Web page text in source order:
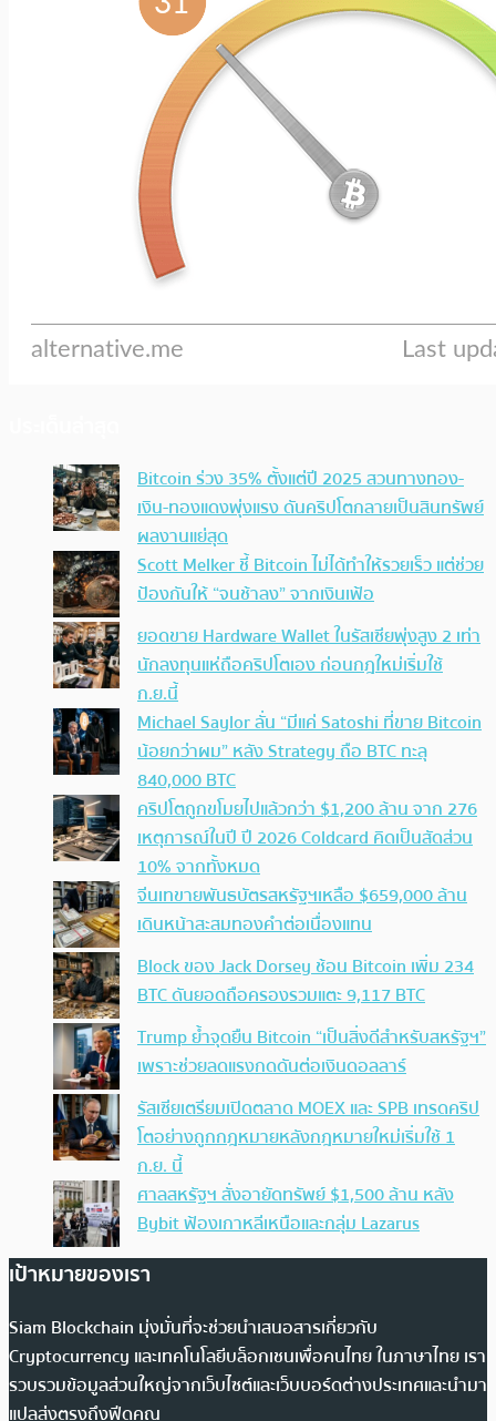
Bitcoin ร่วง 35% ตั้งแต่ปี 2025 สวนทางทอง-
เงิน-ทองแดงพุ่งแรง ดันคริปโตกลายเป็นสินทรัพย์
ผลงานแย่สุด
Scott Melker ชี้ Bitcoin ไม่ได้ทำให้รวยเร็ว แต่ช่วย
ป้องกันให้ “จนช้าลง” จากเงินเฟ้อ
ยอดขาย Hardware Wallet ในรัสเซียพุ่งสูง 2 เท่า
นักลงทุนแห่ถือคริปโตเอง ก่อนกฎใหม่เริ่มใช้
ก.ย.นี้
Michael Saylor ลั่น “มีแค่ Satoshi ที่ขาย Bitcoin
น้อยกว่าผม” หลัง Strategy ถือ BTC ทะลุ
840,000 BTC
คริปโตถูกขโมยไปแล้วกว่า $1,200 ล้าน จาก 276
เหตุการณ์ในปี ปี 2026 Coldcard คิดเป็นสัดส่วน
10% จากทั้งหมด
จีนเทขายพันธบัตรสหรัฐฯเหลือ $659,000 ล้าน
เดินหน้าสะสมทองคำต่อเนื่องแทน
Block ของ Jack Dorsey ช้อน Bitcoin เพิ่ม 234
BTC ดันยอดถือครองรวมแตะ 9,117 BTC
Trump ย้ำจุดยืน Bitcoin “เป็นสิ่งดีสำหรับสหรัฐฯ”
เพราะช่วยลดแรงกดดันต่อเงินดอลลาร์
รัสเซียเตรียมเปิดตลาด MOEX และ SPB เทรดคริป
โตอย่างถูกกฎหมายหลังกฎหมายใหม่เริ่มใช้ 1
ก.ย. นี้
ศาลสหรัฐฯ สั่งอายัดทรัพย์ $1,500 ล้าน หลัง
Bybit ฟ้องเกาหลีเหนือและกลุ่ม Lazarus
เป้าหมายของเรา
Siam Blockchain มุ่งมั่นที่จะช่วยนำเสนอสารเกี่ยวกับ
Cryptocurrency และเทคโนโลยีบล็อกเชนเพื่อคนไทย ในภาษาไทย เรา
รวบรวมข้อมูลส่วนใหญ่จากเว็บไซต์และเว็บบอร์ดต่างประเทศและนำมา
แปลส่งตรงถึงฟีดคุณ